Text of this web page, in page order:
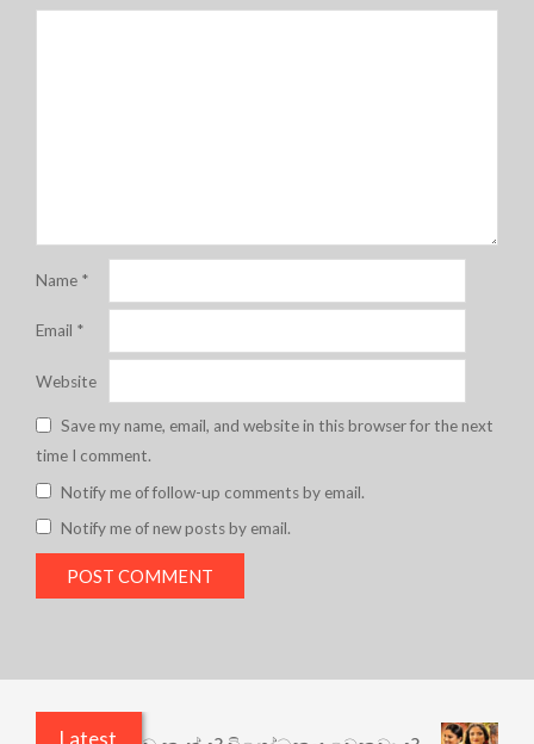
Name *
Email *
Website
Save my name, email, and website in this browser for the next
time I comment.
Notify me of follow-up comments by email.
Notify me of new posts by email.
Latest